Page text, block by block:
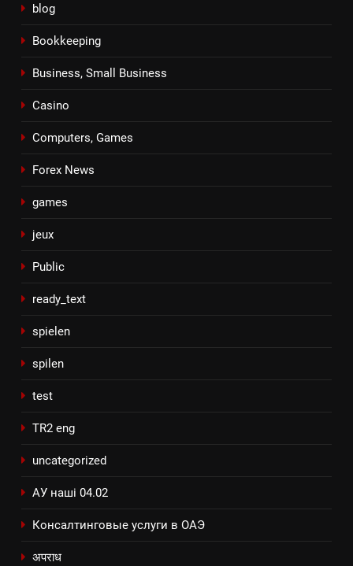
blog
Bookkeeping
Business, Small Business
Casino
Computers, Games
Forex News
games
jeux
Public
ready_text
spielen
spilen
test
TR2 eng
uncategorized
АУ наші 04.02
Консалтинговые услуги в ОАЭ
अपराध